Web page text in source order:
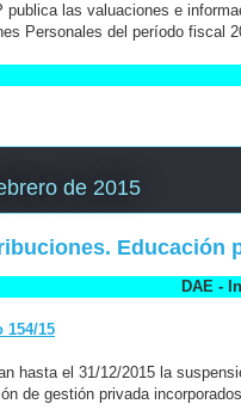
publica las valuaciones e
Personales del período fiscal
de 2015
Educación
DAE -
154/15
hasta el 31/12/2015 la
de gestión privada